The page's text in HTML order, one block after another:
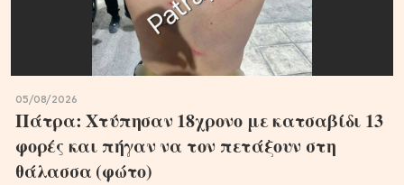
05/08/2026
Πάτρα: Χτύπησαν 18χρονο με κατσαβίδι 13
φορές και πήγαν να τον πετάξουν στη
θάλασσα (φώτο)